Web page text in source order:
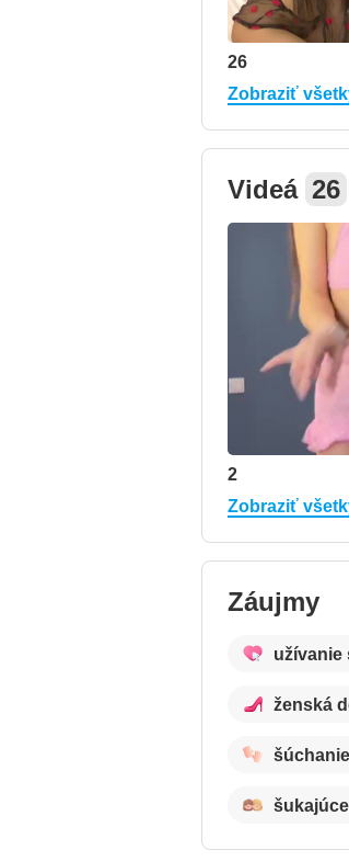
26
Zobraziť
Videá 26
2
Zobraziť
Záujmy
užívanie
ženská
šúchanie